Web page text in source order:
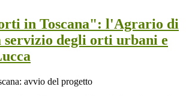
in Toscana": l'Agrario di
degli orti urbani e
avvio del progetto